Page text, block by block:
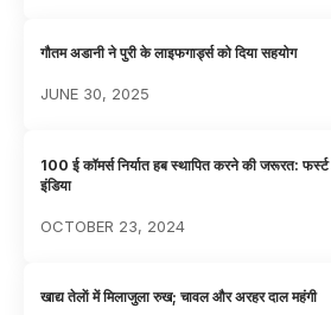
गौतम अडानी ने पुरी के लाइफगार्ड्स को दिया सहयोग
JUNE 30, 2025
100 ई कॉमर्स निर्यात हब स्थापित करने की जरूरत: फर्स्ट
इंडिया
OCTOBER 23, 2024
खाद्य तेलाें में मिलाजुला रुख; चावल और अरहर दाल महंगी